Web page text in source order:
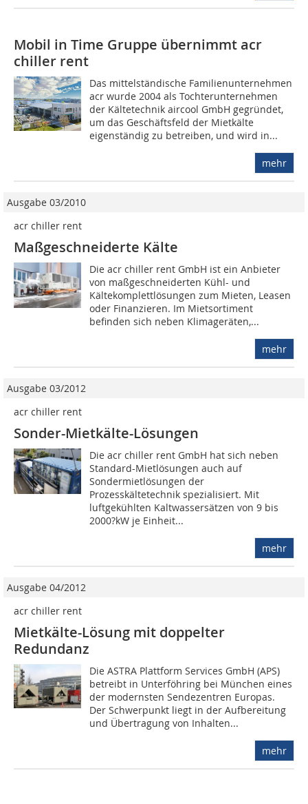
Mobil in Time Gruppe übernimmt acr
chiller rent
Das mittelständische Familienunternehmen
acr wurde 2004 als Tochterunternehmen
der Kältetechnik aircool GmbH gegründet,
um das Geschäftsfeld der Mietkälte
eigenständig zu betreiben, und wird in...
mehr
Ausgabe 03/2010
acr chiller rent
Maßgeschneiderte Kälte
Die acr chiller rent GmbH ist ein Anbieter
von maßgeschneiderten Kühl- und
Kältekomplettlösungen zum Mieten, Leasen
oder Finanzieren. Im Mietsortiment
befinden sich neben Klimageräten,...
mehr
Ausgabe 03/2012
acr chiller rent
Sonder-Mietkälte-Lösungen
Die acr chiller rent GmbH hat sich neben
Standard-Mietlösungen auch auf
Sondermietlösungen der
Prozesskältetechnik spezialisiert. Mit
luftgekühlten Kaltwassersätzen von 9 bis
2000?kW je Einheit...
mehr
Ausgabe 04/2012
acr chiller rent
Mietkälte-Lösung mit doppelter
Redundanz
Die ASTRA Plattform Services GmbH (APS)
betreibt in Unterföhring bei München eines
der modernsten Sendezentren Europas.
Der Schwerpunkt liegt in der Aufbereitung
und ­­Übertragung von Inhalten...
mehr